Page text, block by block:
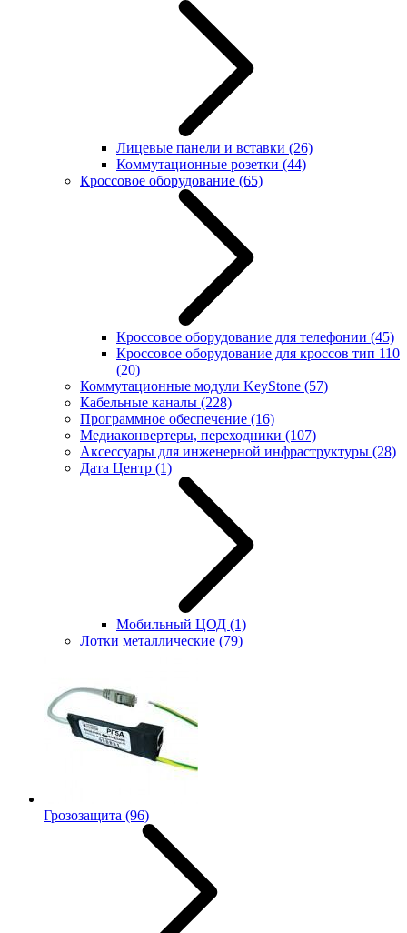
Лицевые панели и вставки (26)
Коммутационные розетки (44)
Кроссовое оборудование (65)
Кроссовое оборудование для телефонии (45)
Кроссовое оборудование для кроссов тип 110
(20)
Коммутационные модули KeyStone (57)
Кабельные каналы (228)
Программное обеспечение (16)
Медиаконвертеры, переходники (107)
Аксессуары для инженерной инфраструктуры (28)
Дата Центр (1)
Мобильный ЦОД (1)
Лотки металлические (79)
Грозозащита (96)